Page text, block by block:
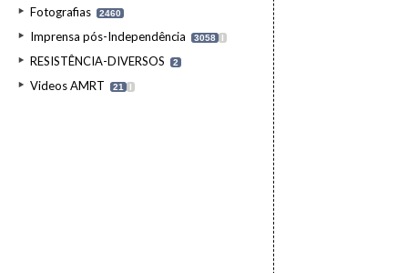
Fotografias 2460
Imprensa pós-Independência 3058 I
RESISTÊNCIA-DIVERSOS 2
Videos AMRT 21 I